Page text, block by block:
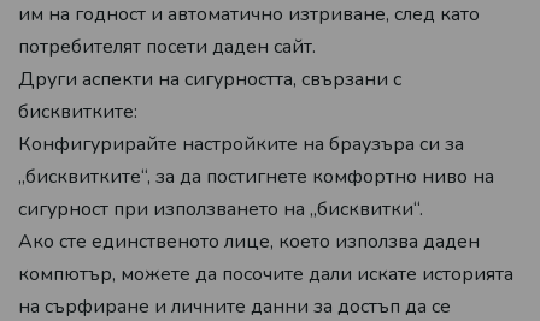
им на годност и автоматично изтриване, след като
потребителят посети даден сайт.
Други аспекти на сигурността, свързани с
бисквитките:
Конфигурирайте настройките на браузъра си за
„бисквитките“, за да постигнете комфортно ниво на
сигурност при използването на „бисквитки“.
Ако сте единственото лице, което използва даден
компютър, можете да посочите дали искате историята
на сърфиране и личните данни за достъп да се